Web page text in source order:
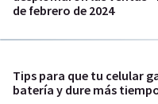
de febrero de 2024
Tips para que tu celular
batería y dure más